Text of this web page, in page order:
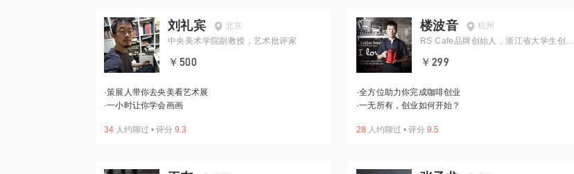
刘礼宾
北京
中央美术学院副教授，艺术批评家
￥500
·策展人带你去央美看艺术展
·一小时让你学会画画
34 人约聊过 • 评分 9.3
楼波音
杭州
RS Cafe品牌创始人，浙江省大学生创业
￥299
·全方位助力你完成咖啡创业
·一无所有，创业如何开始？
28 人约聊过 • 评分 9.5